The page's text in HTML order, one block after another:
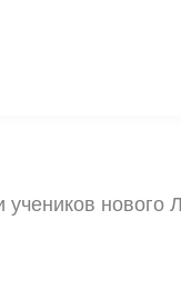
нового